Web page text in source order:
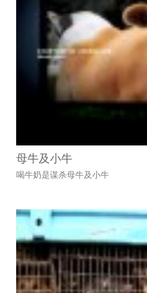
母牛及小牛
喝牛奶是谋杀母牛及小牛